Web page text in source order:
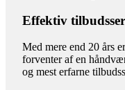
Effektiv
Med mere end 20 års
forventer af en
og mest erfarne